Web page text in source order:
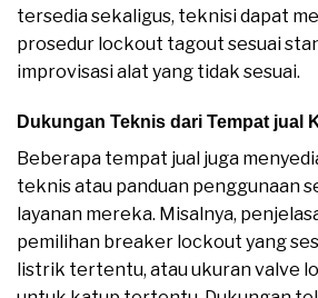
tersedia sekaligus, teknisi dapat
prosedur lockout tagout sesuai
improvisasi alat yang tidak sesuai.
Dukungan Teknis dari Tempat jual
Beberapa tempat jual juga
teknis atau panduan penggunaan
layanan mereka. Misalnya,
pemilihan breaker lockout yang
listrik tertentu, atau ukuran valve